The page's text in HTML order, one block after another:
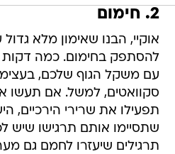
2. חימום
אוקיי, הבנו שאימון מלא
להסתפק בחימום. כמה דקות
עם משקל הגוף שלכם,
סקוואטים, למשל. אם תעשו
תפעילו את שרירי הירכיים,
שתסיימו אותם תרגישו שיש
תרגילים שיעזרו לחמם גם